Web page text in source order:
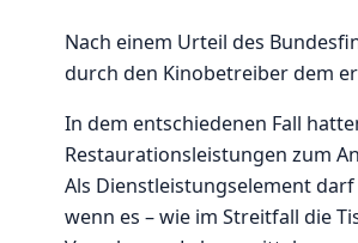
Nach einem Urteil des
durch den Kinobetreiber dem
In dem entschiedenen Fall
Restaurationsleistungen zum
Als Dienstleistungselement
wenn es – wie im Streitfall die